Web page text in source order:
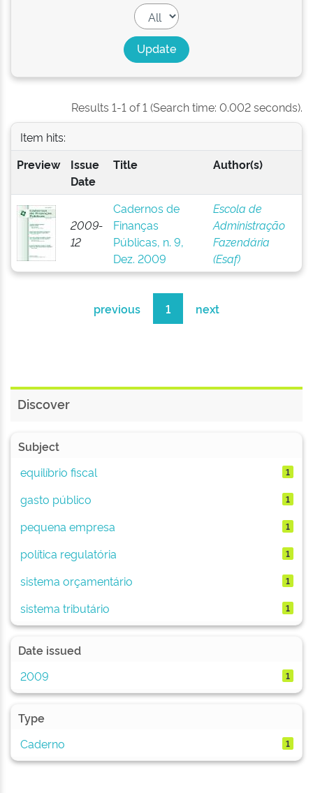
Results 1-1 of 1 (Search time: 0.002 seconds).
Item hits:
Preview
Issue
Date
Title Author(s)
2009-
12
Cadernos de
Finanças
Públicas, n. 9,
Dez. 2009
Escola de
Administração
Fazendária
(Esaf)
previous 1 next
Discover
Subject
equilíbrio fiscal
1
gasto público 1
pequena empresa 1
política regulatória 1
sistema orçamentário 1
sistema tributário 1
Date issued
2009
1
Type
Caderno
1